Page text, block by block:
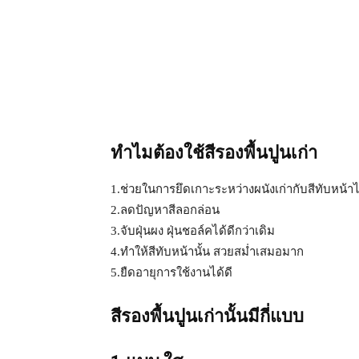
ทำไมต้องใช้สีรองพื้นปูนเก่า
1.ช่วยในการยึดเกาะระหว่างผนังเก่ากับสีทับหน้า
2.ลดปัญหาสีลอกล่อน
3.จับฝุ่นผง ฝุ่นชอล์คได้ดีกว่าเดิม
4.ทำให้สีทับหน้านั้น สวยสม่ำเสมอมาก
5.ยืดอายุการใช้งานได้ดี
สีรองพื้นปูนเก่านั้นมีกี่แบบ